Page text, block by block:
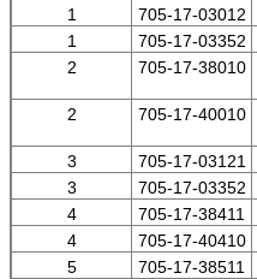
1
705-17-03012
1
705-17-03352
2
705-17-38010
2
705-17-40010
3
705-17-03121
3
705-17-03352
4
705-17-38411
4
705-17-40410
5
705-17-38511